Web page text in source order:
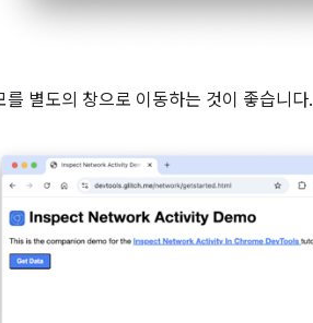
를 별도의 창으로 이동하는 것이 좋습니다.